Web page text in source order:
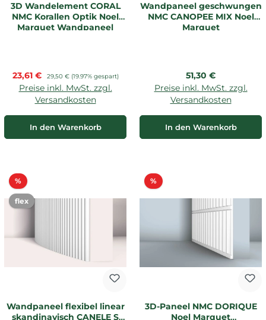
3D Wandelement CORAL
NMC Korallen Optik Noel
Marquet Wandpaneel
Verkaufspreis:
23,61 € Regulärer Preis:
29,50 € (19.97% gespart)
Preise inkl. MwSt. zzgl.
Versandkosten
In den Warenkorb
Wandpaneel geschwungen
NMC CANOPEE MIX Noel
Marquet
Regulärer Preis:
51,30 €
Preise inkl. MwSt. zzgl.
Versandkosten
In den Warenkorb
%Rabatt
flex
Wandpaneel flexibel linear
skandinavisch CANELE S
%Rabatt
3D-Paneel NMC DORIQUE
Noel Marquet